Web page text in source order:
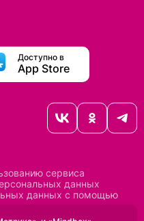
Доступно в
App Store
сервиса
данных
данных с помощью
данных с помощью